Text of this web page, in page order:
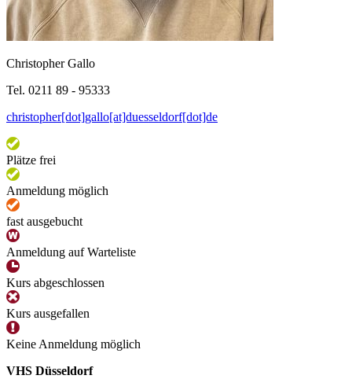
Christopher Gallo
Tel. 0211 89 - 95333
christopher[dot]gallo[at]duesseldorf[dot]de
Plätze frei
Anmeldung möglich
fast ausgebucht
Anmeldung auf Warteliste
Kurs abgeschlossen
Kurs ausgefallen
Keine Anmeldung möglich
VHS Düsseldorf